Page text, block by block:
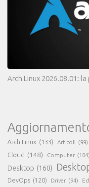
Arch Linux 2026.08.01:
Arch Linux (133) Articoli (99)
Cloud (148) Computer (104)
Desktop (160)
DevOps (120) Driver (94)